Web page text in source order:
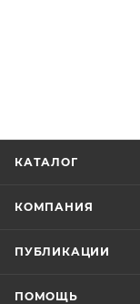
КАТАЛОГ
КОМПАНИЯ
ПУБЛИКАЦИИ
ПОМОЩЬ